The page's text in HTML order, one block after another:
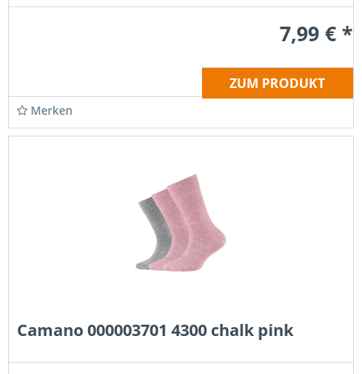
7,99 € *
ZUM PRODUKT
Merken
Camano 000003701 4300 chalk pink